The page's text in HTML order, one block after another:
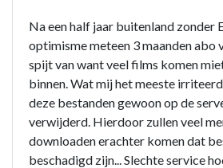
Na een half jaar buitenland zonder
optimisme meteen 3 maanden abo
spijt van want veel films komen
binnen. Wat mij het meeste
deze bestanden gewoon op de
verwijderd. Hierdoor zullen veel
downloaden erachter komen dat
beschadigd zijn... Slechte service